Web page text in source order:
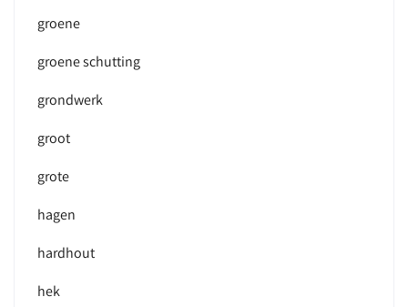
groene
groene schutting
grondwerk
groot
grote
hagen
hardhout
hek